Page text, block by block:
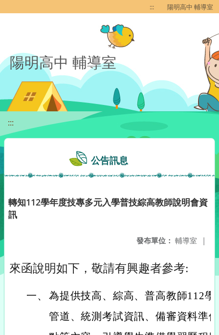
::: 陽明高中 輔導室
陽明高中 輔導室
:::
公告訊息
轉知112學年度技專多元入學普技綜高教師說明會資
訊
發布單位： 輔導室 |
來函說明如下，敬請有興趣者參考:
一、 為提供技高、綜高、普高教師112
管道、統測考試資訊、備審資料準